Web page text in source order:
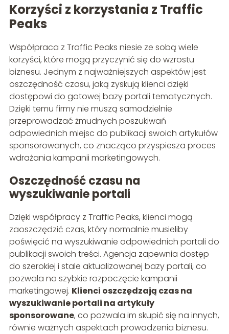
Korzyści z korzystania z Traffic
Peaks
Współpraca z Traffic Peaks niesie ze sobą wiele
korzyści, które mogą przyczynić się do wzrostu
biznesu. Jednym z najważniejszych aspektów jest
oszczędność czasu, jaką zyskują klienci dzięki
dostępowi do gotowej bazy portali tematycznych.
Dzięki temu firmy nie muszą samodzielnie
przeprowadzać żmudnych poszukiwań
odpowiednich miejsc do publikacji swoich artykułów
sponsorowanych, co znacząco przyspiesza proces
wdrażania kampanii marketingowych.
Oszczędność czasu na
wyszukiwanie portali
Dzięki współpracy z Traffic Peaks, klienci mogą
zaoszczędzić czas, który normalnie musieliby
poświęcić na wyszukiwanie odpowiednich portali do
publikacji swoich treści. Agencja zapewnia dostęp
do szerokiej i stale aktualizowanej bazy portali, co
pozwala na szybkie rozpoczęcie kampanii
marketingowej. Klienci oszczędzają czas na
wyszukiwanie portali na artykuły
sponsorowane, co pozwala im skupić się na innych,
równie ważnych aspektach prowadzenia biznesu.